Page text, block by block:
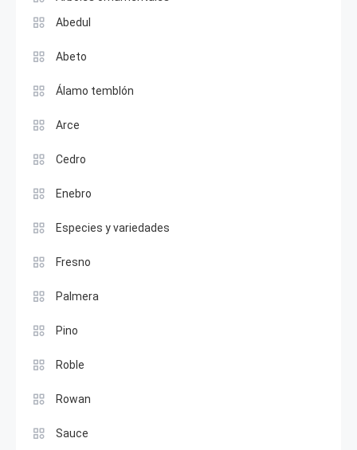
Abedul
Abeto
Álamo temblón
Arce
Cedro
Enebro
Especies y variedades
Fresno
Palmera
Pino
Roble
Rowan
Sauce